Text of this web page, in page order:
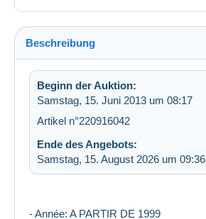
Beschreibung
Beginn der Auktion:
Samstag, 15. Juni 2013 um 08:17
Artikel n°220916042
Ende des Angebots:
Samstag, 15. August 2026 um 09:36
- Année: A PARTIR DE 1999